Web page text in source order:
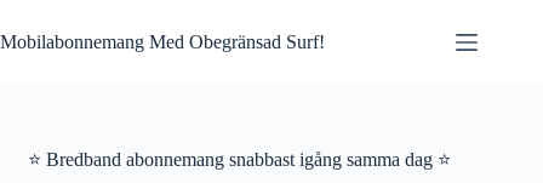
to
content
Mobilabonnemang Med Obegränsad Surf!
⭐ Bredband abonnemang snabbast igång samma dag ⭐